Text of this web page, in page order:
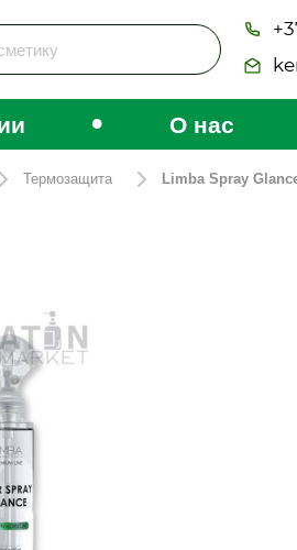
• О нас
Термозащита Limba Spray